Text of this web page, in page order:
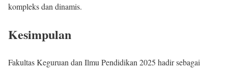
kompleks dan dinamis.
Kesimpulan
Fakultas Keguruan dan Ilmu Pendidikan 2025 hadir sebagai